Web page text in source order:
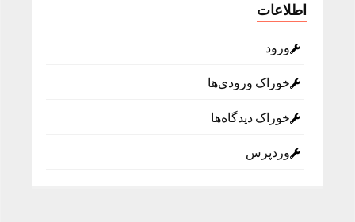
اطلاعات
ورود
خوراک ورودی‌ها
خوراک دیدگاه‌ها
وردپرس